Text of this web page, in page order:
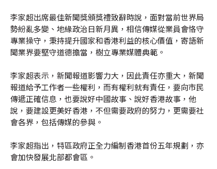
李家超出席最佳新聞獎頒獎禮致辭時說，面對當前世界局
勢紛亂多變、地緣政治日新月異，相信傳媒從業員會恪守
專業操守，秉持提升國家和香港利益的核心價值，寄語新
聞業界要堅守道德擔當，樹立專業媒體典範。
李家超表示，新聞報道影響力大，因此責任亦重大，新聞
報道給予工作者一些權利，而有權利就有責任，要向市民
傳遞正確信息，也要說好中國故事、說好香港故事，他
說，要建設更美好香港，不但需要政府的努力，更需要社
會各界，包括傳媒的參與。
李家超指出，特區政府正全力編制香港首份五年規劃，亦
會加快發展北部都會區。